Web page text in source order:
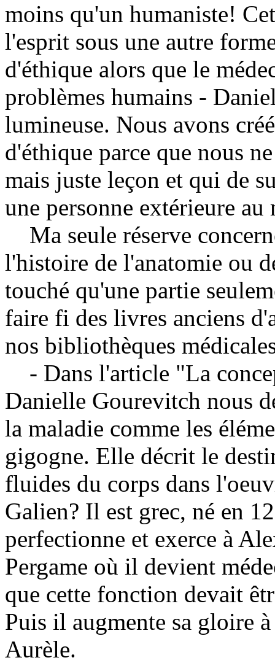
moins qu'un humaniste!
l'esprit sous une autre
d'éthique alors que le
problèmes humains -
lumineuse. Nous avons
d'éthique parce que nous
mais juste leçon et qui de
une personne extérieure au
Ma seule réserve
l'histoire de l'anatomie ou
touché qu'une partie
faire fi des livres anciens
nos bibliothèques
- Dans l'article "La
Danielle Gourevitch nous
la maladie comme les
gigogne. Elle décrit le
fluides du corps dans
Galien? Il est grec, né en
perfectionne et exerce à
Pergame où il devient
que cette fonction devait
Puis il augmente sa gloire
Aurèle.